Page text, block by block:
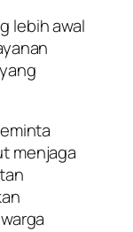
lebih awal
menjaga